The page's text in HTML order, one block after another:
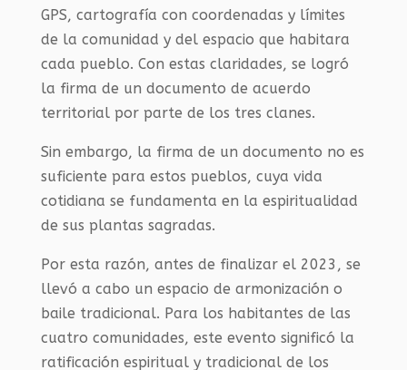
GPS, cartografía con coordenadas y límites
de la comunidad y del espacio que habitara
cada pueblo. Con estas claridades, se logró
la firma de un documento de acuerdo
territorial por parte de los tres clanes.
Sin embargo, la firma de un documento no es
suficiente para estos pueblos, cuya vida
cotidiana se fundamenta en la espiritualidad
de sus plantas sagradas.
Por esta razón, antes de finalizar el 2023, se
llevó a cabo un espacio de armonización o
baile tradicional. Para los habitantes de las
cuatro comunidades, este evento significó la
ratificación espiritual y tradicional de los